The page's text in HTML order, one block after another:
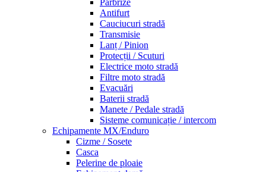
Parbrize
Antifurt
Cauciucuri stradă
Transmisie
Lanț / Pinion
Protecții / Scuturi
Electrice moto stradă
Filtre moto stradă
Evacuări
Baterii stradă
Manete / Pedale stradă
Sisteme comunicație / intercom
Echipamente MX/Enduro
Cizme / Sosete
Casca
Pelerine de ploaie